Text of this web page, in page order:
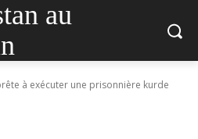
au
à exécuter une prisonnière kurde